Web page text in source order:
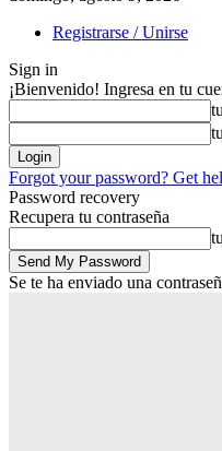
Registrarse / Unirse
Sign in
¡Bienvenido! Ingresa en tu
Forgot your password? Get
Password recovery
Recupera tu contraseña
Se te ha enviado una